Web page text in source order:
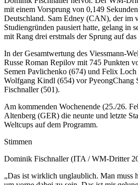
mit einem Vorsprung von 0,149
Deutschland. Sam Edney (CAN), der im
Studiengründen pausiert hatte, gelang in
mit Rang drei erstmals der Sprung auf
In der Gesamtwertung des Viessmann-
Russe Roman Repilov mit 745 Punkten
Semen Pavlichenko (674) und Felix
Wolfgang Kindl (654) vor PyeongChang
Fischnaller (501).
Am kommenden Wochenende (25./26.
Altenberg (GER) die neunte und letzte
Weltcups auf dem Programm.
Stimmen
Dominik Fischnaller (ITA / WM-Dritter
„Das ist wirklich unglaublich. Man muss